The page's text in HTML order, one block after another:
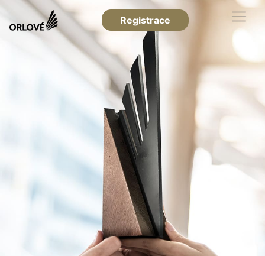
Registrace